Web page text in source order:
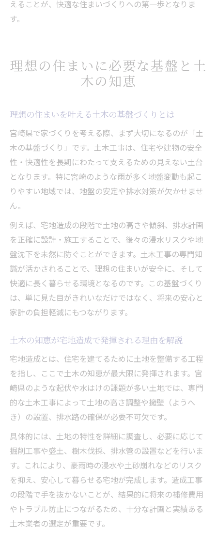
えることが、快適な住まいづくりへの第一歩となりま
す。
理想の住まいに必要な基盤と土
木の知恵
理想の住まいを叶える土木の基盤づくりとは
宮崎県で家づくりを考える際、まず大切になるのが「土
木の基盤づくり」です。土木工事は、住宅や建物の安全
性・快適性を長期にわたって支えるための見えない土台
となります。特に宮崎のような雨が多く地盤変動も起こ
りやすい地域では、地盤の安定や排水対策が欠かせませ
ん。
例えば、宅地造成の段階で土地の高さや傾斜、排水計画
を正確に設計・施工することで、後々の浸水リスクや地
盤沈下を未然に防ぐことができます。土木工事の専門知
識が活かされることで、理想の住まいが安全に、そして
快適に長く暮らせる環境となるのです。この基盤づくり
は、単に見た目がきれいなだけではなく、将来の安心と
家計の負担軽減にもつながります。
土木の知恵が宅地造成で発揮される理由を解説
宅地造成とは、住宅を建てるために土地を整備する工程
を指し、ここで土木の知恵が最大限に発揮されます。宮
崎県のような起伏や水はけの課題が多い土地では、専門
的な土木工事によって土地の高さ調整や擁壁（ようへ
き）の設置、排水路の確保が必要不可欠です。
具体的には、土地の特性を詳細に調査し、必要に応じて
掘削工事や盛土、樹木伐採、排水管の設置などを行いま
す。これにより、豪雨時の浸水や土砂崩れなどのリスク
を抑え、安心して暮らせる宅地が完成します。造成工事
の段階で手を抜かないことが、結果的に将来の補修費用
やトラブル防止につながるため、十分な計画と実績ある
土木業者の選定が重要です。